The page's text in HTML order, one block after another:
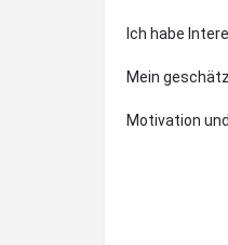
Ich habe
Mein
Motivation